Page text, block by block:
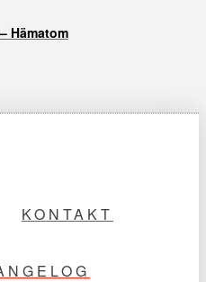
Hämatom
KONTAKT